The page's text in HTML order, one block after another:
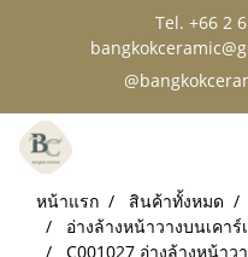
Tel. +66 2
หน้าแรก สินค้าทั้งหมด
อ่างล้างหน้าวางบนเคาร์
C001027 อ่างล้างหน้าว